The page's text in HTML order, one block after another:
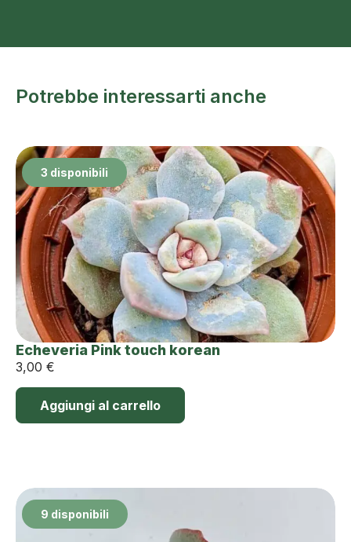
Potrebbe interessarti anche
3 disponibili
Echeveria Pink touch korean
3,00 €
Aggiungi al carrello
9 disponibili